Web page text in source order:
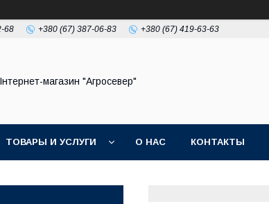
68 +380 (67) 387-06-83 +380 (67) 419-63-63
Інтернет-магазин "Агросевер"
ТОВАРЫ И УСЛУГИ О НАС КОНТАКТЫ